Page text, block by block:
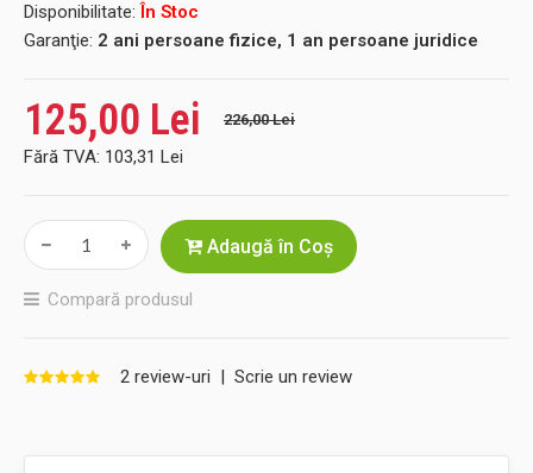
Disponibilitate: În Stoc
Garanţie: 2 ani persoane fizice, 1 an persoane juridice
125,00 Lei 226,00 Lei
Fără TVA: 103,31 Lei
Adaugă în Coş
Compară produsul
2 review-uri | Scrie un review